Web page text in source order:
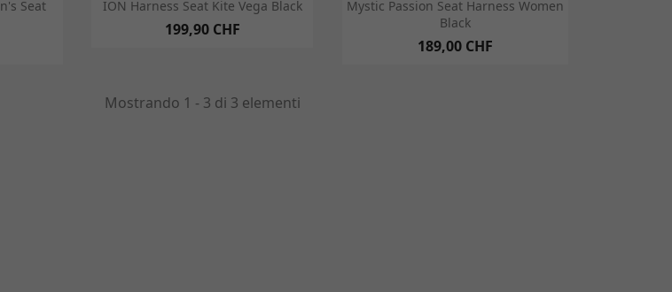
Seat
ION Harness Seat Kite Vega Black
199,90 CHF
Mystic Passion Seat Harness Women
Black
189,00 CHF
Mostrando 1 - 3 di 3 elementi